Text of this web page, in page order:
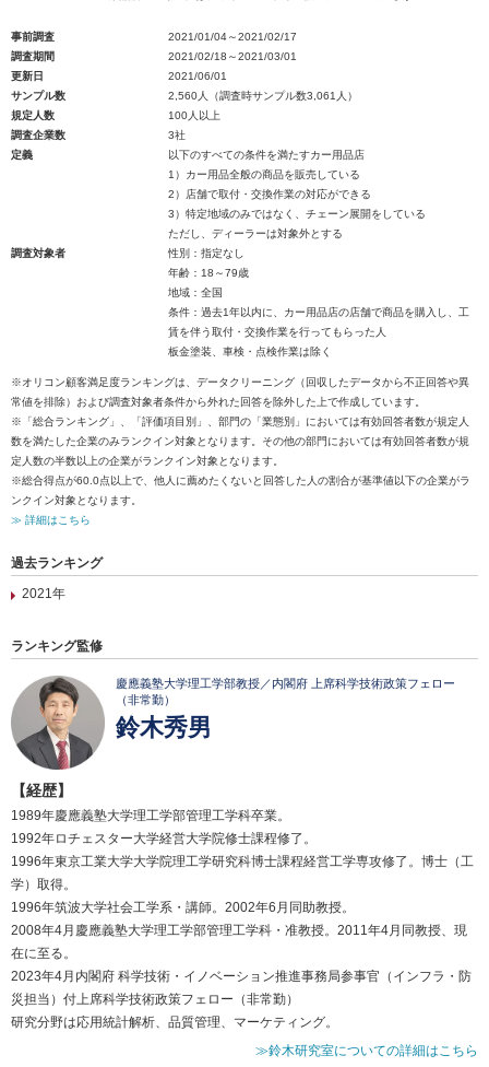
事前調査
2021/01/04～2021/02/17
調査期間
2021/02/18～2021/03/01
更新日
2021/06/01
サンプル数
2,560人（調査時サンプル数3,061人）
規定人数
100人以上
調査企業数
3社
定義
以下のすべての条件を満たすカー用品店
1）カー用品全般の商品を販売している
2）店舗で取付・交換作業の対応ができる
3）特定地域のみではなく、チェーン展開をしている
ただし、ディーラーは対象外とする
調査対象者
性別：指定なし
年齢：18～79歳
地域：全国
条件：過去1年以内に、カー用品店の店舗で商品を購入し、工
賃を伴う取付・交換作業を行ってもらった人
板金塗装、車検・点検作業は除く
※オリコン顧客満足度ランキングは、データクリーニング（回収したデータから不正回答や異
常値を排除）および調査対象者条件から外れた回答を除外した上で作成しています。
※「総合ランキング」、「評価項目別」、部門の「業態別」においては有効回答者数が規定人
数を満たした企業のみランクイン対象となります。その他の部門においては有効回答者数が規
定人数の半数以上の企業がランクイン対象となります。
※総合得点が60.0点以上で、他人に薦めたくないと回答した人の割合が基準値以下の企業がラ
ンクイン対象となります。
≫ 詳細はこちら
過去ランキング
2021年
ランキング監修
慶應義塾大学理工学部教授／内閣府 上席科学技術政策フェロー
（非常勤）
鈴木秀男
【経歴】
1989年慶應義塾大学理工学部管理工学科卒業。
1992年ロチェスター大学経営大学院修士課程修了。
1996年東京工業大学大学院理工学研究科博士課程経営工学専攻修了。博士（工
学）取得。
1996年筑波大学社会工学系・講師。2002年6月同助教授。
2008年4月慶應義塾大学理工学部管理工学科・准教授。2011年4月同教授、現
在に至る。
2023年4月内閣府 科学技術・イノベーション推進事務局参事官（インフラ・防
災担当）付上席科学技術政策フェロー（非常勤）
研究分野は応用統計解析、品質管理、マーケティング。
≫鈴木研究室についての詳細はこちら